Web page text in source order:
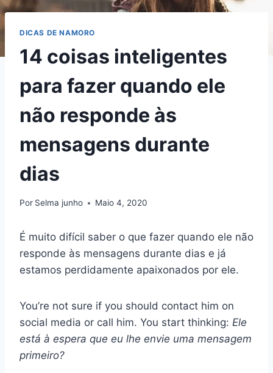
DICAS DE NAMORO
14 coisas inteligentes
para fazer quando ele
não responde às
mensagens durante
dias
Por Selma junho Maio 4, 2020
É muito difícil saber o que fazer quando ele não
responde às mensagens durante dias e já
estamos perdidamente apaixonados por ele.
You’re not sure if you should contact him on
social media or call him. You start thinking: Ele
está à espera que eu lhe envie uma mensagem
primeiro?